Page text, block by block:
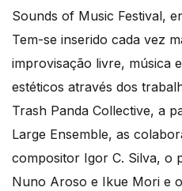
Sounds of Music Festival,
Tem-se inserido cada vez
improvisação livre, música
estéticos através dos
Trash Panda Collective, a
Large Ensemble, as
compositor Igor C. Silva, o
Nuno Aroso e Ikue Mori e